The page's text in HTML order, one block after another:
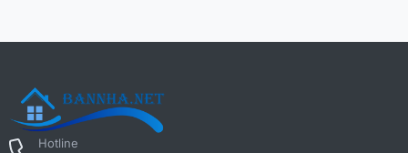
Hotline